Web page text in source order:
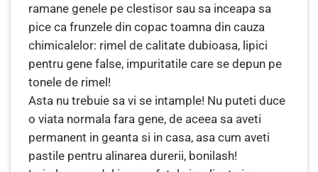
ramane genele pe clestisor sau sa inceapa sa
pice ca frunzele din copac toamna din cauza
chimicalelor: rimel de calitate dubioasa, lipici
pentru gene false, impuritatile care se depun pe
tonele de rimel!
Asta nu trebuie sa vi se intample! Nu puteti duce
o viata normala fara gene, de aceea sa aveti
permanent in geanta si in casa, asa cum aveti
pastile pentru alinarea durerii, bonilash!